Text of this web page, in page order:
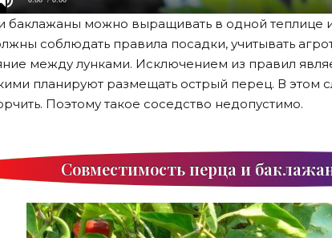
баклажаны можно выращивать в одной теплице
соблюдать правила посадки, учитывать
между лунками. Исключением из правил
планируют размещать острый перец. В этом
Поэтому такое соседство недопустимо.
Совместимость перца и